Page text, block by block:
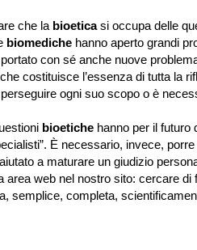
che la bioeticasi occupa delle
biomediche hanno aperto grandi
con sé anche nuove
costituisce l’essenza di tutta la
ogni suo scopo o è
bioetiche hanno per il futuro
È necessario, invece,
a maturare un giudizio
area web nel nostro sito: cercare
semplice, completa,